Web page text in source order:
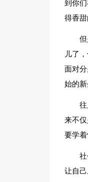
到你
得香
儿了
面对
始的
来不
要学
让自